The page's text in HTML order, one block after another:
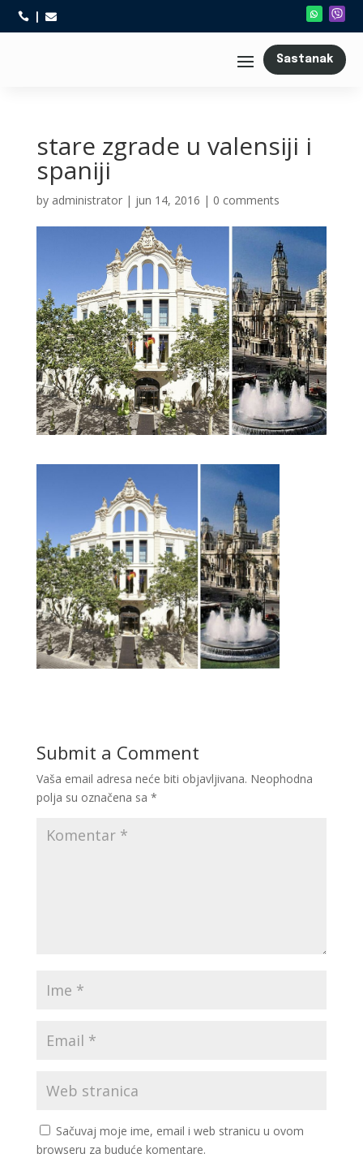
 
Sastanak
stare zgrade u valensiji i
spaniji
by administrator| jun 14, 2016 | 0 comments
Submit a Comment
Vaša email adresa neće biti objavljivana. Neophodna
polja su označena sa *
Sačuvaj moje ime, email i web stranicu u ovom
browseru za buduće komentare.